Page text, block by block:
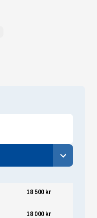
18 500 kr
18 000 kr